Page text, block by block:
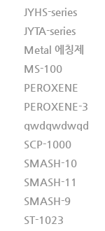
JYHS-series
JYTA-series
Metal 에칭제
MS-100
PEROXENE
PEROXENE-3
qwdqwdwqd
SCP-1000
SMASH-10
SMASH-11
SMASH-9
ST-1023